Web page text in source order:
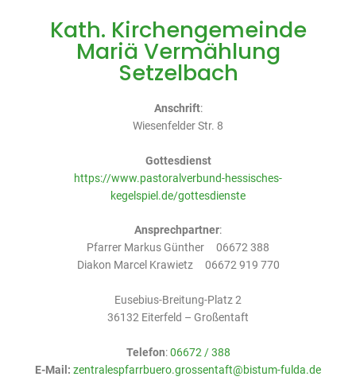
Kath. Kirchengemeinde
Mariä Vermählung
Setzelbach
Anschrift:
Wiesenfelder Str. 8
Gottesdienst
https://www.pastoralverbund-hessisches-
kegelspiel.de/gottesdienste
Ansprechpartner:
Pfarrer Markus Günther 06672 388
Diakon Marcel Krawietz 06672 919 770
Eusebius-Breitung-Platz 2
36132 Eiterfeld – Großentaft
Telefon:06672 / 388
E-Mail: zentralespfarrbuero.grossentaft@bistum-fulda.de